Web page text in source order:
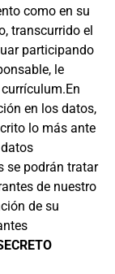
como en su
transcurrido el
participando
le
en los datos,
lo más ante
se podrán tratar
de nuestro
de su